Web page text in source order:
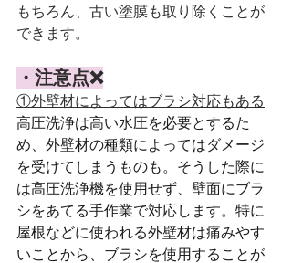
もちろん、古い塗膜も取り除くことが
できます。
・注意点❌
①外壁材によってはブラシ対応もある
高圧洗浄は高い水圧を必要とするた
め、外壁材の種類によってはダメージ
を受けてしまうものも。そうした際に
は高圧洗浄機を使用せず、壁面にブラ
シをあてる手作業で対応します。特に
屋根などに使われる外壁材は痛みやす
いことから、ブラシを使用することが